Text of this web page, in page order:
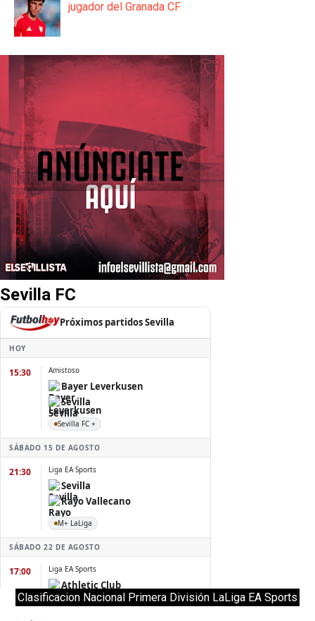
jugador del Granada CF
Sevilla FC
Clasificacion Nacional Primera División LaLiga EA Sports